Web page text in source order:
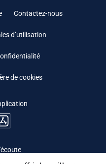
Contactez-nous
d’utilisation
de cookies